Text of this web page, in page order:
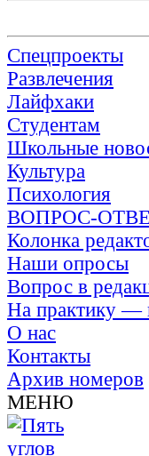
Спецпроекты
Развлечения
Лайфхаки
Студентам
Школьные
Культура
Психология
ВОПРОС-
Колонка
Наши опросы
Вопрос в
На практику
О нас
Контакты
Архив номеров
МЕНЮ